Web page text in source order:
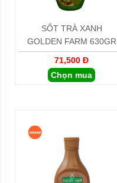
SỐT TRÀ XANH
GOLDEN FARM 630GR
71,500 Đ
Chọn mua